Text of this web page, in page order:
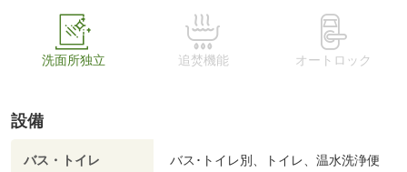
洗面所独立 追焚機能 オートロック
設備
バス・トイレ
バス･トイレ別、トイレ、温水洗浄便